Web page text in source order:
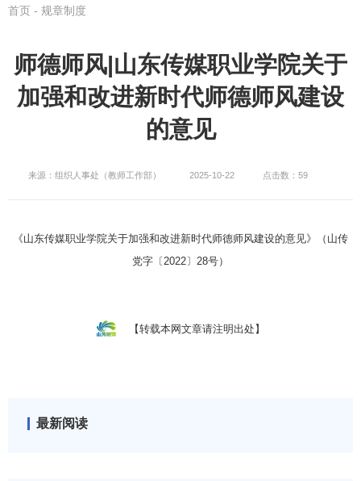
首页 - 规章制度
师德师风|山东传媒职业学院关于
加强和改进新时代师德师风建设
的意见
来源：组织人事处（教师工作部） 2025-10-22 点击数：59
《山东传媒职业学院关于加强和改进新时代师德师风建设的意见》（ 山传
党字〔2022〕28号）
【转载本网文章请注明出处】
最新阅读